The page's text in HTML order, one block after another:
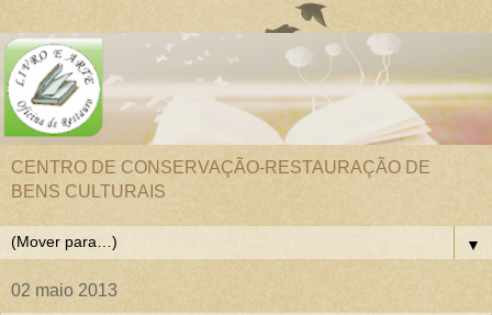
CENTRO DE CONSERVAÇÃO-RESTAURAÇÃO DE
BENS CULTURAIS
▼
02 maio 2013